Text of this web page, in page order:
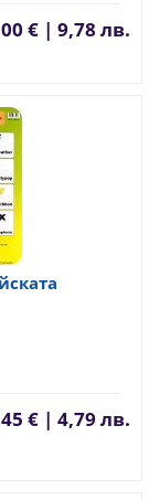
€ | 9,78 лв.
€ | 4,79 лв.